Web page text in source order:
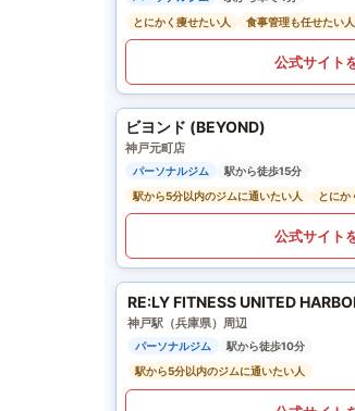
とにかく痩せたい人
食事管理も任せたい人
公式サイト
ビヨンド (BEYOND)
神戸元町店
パーソナルジム
駅から徒歩15分
駅から5分以内のジムに通いたい人
とにか
公式サイト
RE:LY FITNESS UNITED
神戸駅（兵庫県）周辺
パーソナルジム
駅から徒歩10分
駅から5分以内のジムに通いたい人